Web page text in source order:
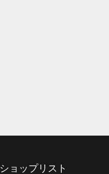
ショップリスト